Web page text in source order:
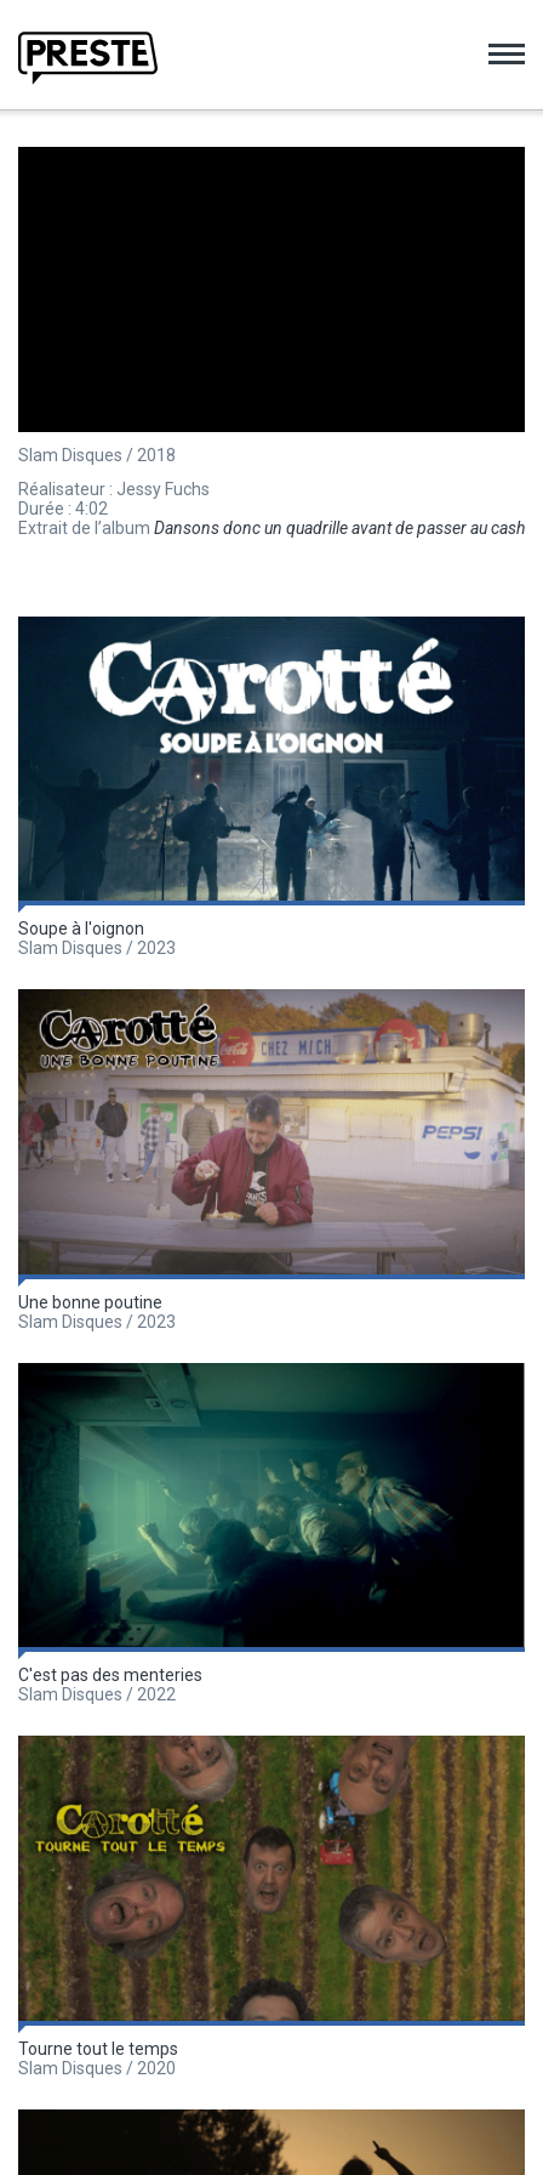
Slam Disques / 2018
Réalisateur : Jessy Fuchs
Durée : 4:02
Extrait de l’album Dansons donc un quadrille avant de passer au cash
Soupe à l'oignon
Slam Disques / 2023
Une bonne poutine
Slam Disques / 2023
C'est pas des menteries
Slam Disques / 2022
Tourne tout le temps
Slam Disques / 2020